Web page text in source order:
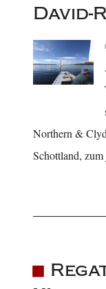
David-
Northern &
Schottland,